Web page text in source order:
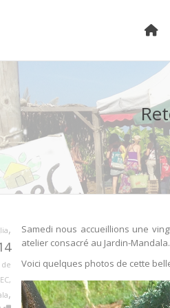
,
,
,
Samedi nous accueillions une
atelier consacré au Jardin-Mandala.
Voici quelques photos de cette